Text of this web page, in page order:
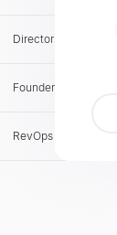
Director of Sales
Founder & CEO
RevOps Manager